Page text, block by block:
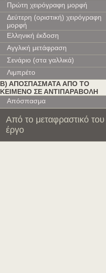
Πρώτη χειρόγραφη μορφή
Δεύτερη (οριστική) χειρόγραφη
μορφή
Ελληνική έκδοση
Αγγλική μετάφραση
Σενάριο (στα γαλλικά)
Λιμπρέτο
Β) ΑΠΟΣΠΑΣΜΑΤΑ ΑΠΟ ΤΟ
ΚΕΙΜΕΝΟ ΣΕ ΑΝΤΙΠΑΡΑΒΟΛΗ
Απόσπασμα
Από το μεταφραστικό του
έργο